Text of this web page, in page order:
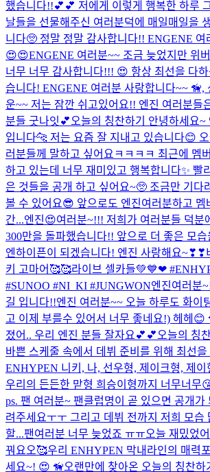
했습니다!!💕💕 저에게 이렇게 행복한 하루
날들을 선물해주신 여러분덕에 매일매일을
니다🥺 정말 정말 감사합니다!! ENGENE 여
😍😍ENGENE 여러분~~ 조금 늦었지만 위
너무 너무 감사합니다!!! 😍 항상 최선을 다
습니다! ENGENE 여러분 사랑합니다~~ 🦮,
운~~ 저는 잠깐 쉬고있어요!! 엔진 여러분들
분들 굿나잇💕 오늘의 칭찬하기 안녕하세요~
입니다🐆 저는 요즘 잘 지내고 있습니다😊
러분들께 말하고 싶어요ㅋㅋㅋㅋ 최근에 멤
하고 있는데 너무 재미있고 행복합니다✨ 빨
은 것들을 공개 하고 싶어요~🥺 조금만 기다
볼 수 있어요😎 앞으로도 엔진여러분하고 멤
간...엔진😍여러분~!!! 저희가 여러분들 덕분
300만을 돌파했습니다!! 앞으로 더 좋은 모
엔하이픈이 되겠습니다! 엔진 사랑해요~❣❣
키 고마어🥰🥰라이브 셀카들💚💙❤
#SUNOO #NI_KI #JUNGWON엔진여러분
길 입니다!!엔진 여러분~~ 오늘 하루도 화이
고 이제 부를수 있어서 너무 좋네요!) 헤헤😊
졌어.. 우리 엔진 분들 잘자요💕💕 오늘의 칭
바쁜 스케줄 속에서 데뷔 준비를 위해 최선을
ENHYPEN 니키, 나, 선우형, 제이크형, 제이
우리의 든든한 맏형 희승이형까지 너무너무
ps. 팬 여러분~ 팬클럽명이 곧 있으면 공개가
려주세요ㅜㅜ 그리고 데뷔 전까지 저희 모습
할...팬여러분 너무 늦었죠 ㅠㅠ오늘 재밌었
꿔요오🥰우리 ENHYPEN 막내라인의 매력
세요~! 😍 🦮오랜만에 찾아온 오늘의 칭찬하